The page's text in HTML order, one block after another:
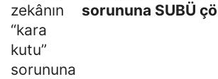
sorununa SUBÜ